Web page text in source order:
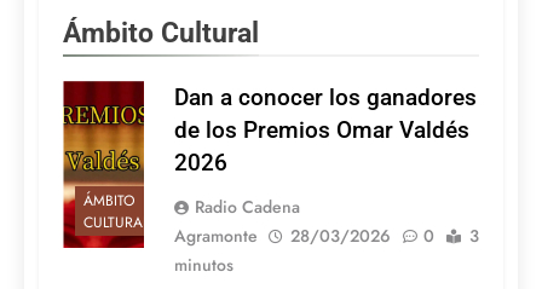
Ámbito Cultural
ÁMBITO
CULTURAL
Dan a conocer los ganadores
de los Premios Omar Valdés
2026
Radio Cadena
Agramonte
28/03/2026 0
3
minutos